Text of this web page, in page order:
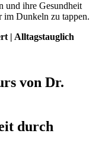
und ihre Gesundheit
im Dunkeln zu tappen.
| Alltagstauglich
von Dr.
durch